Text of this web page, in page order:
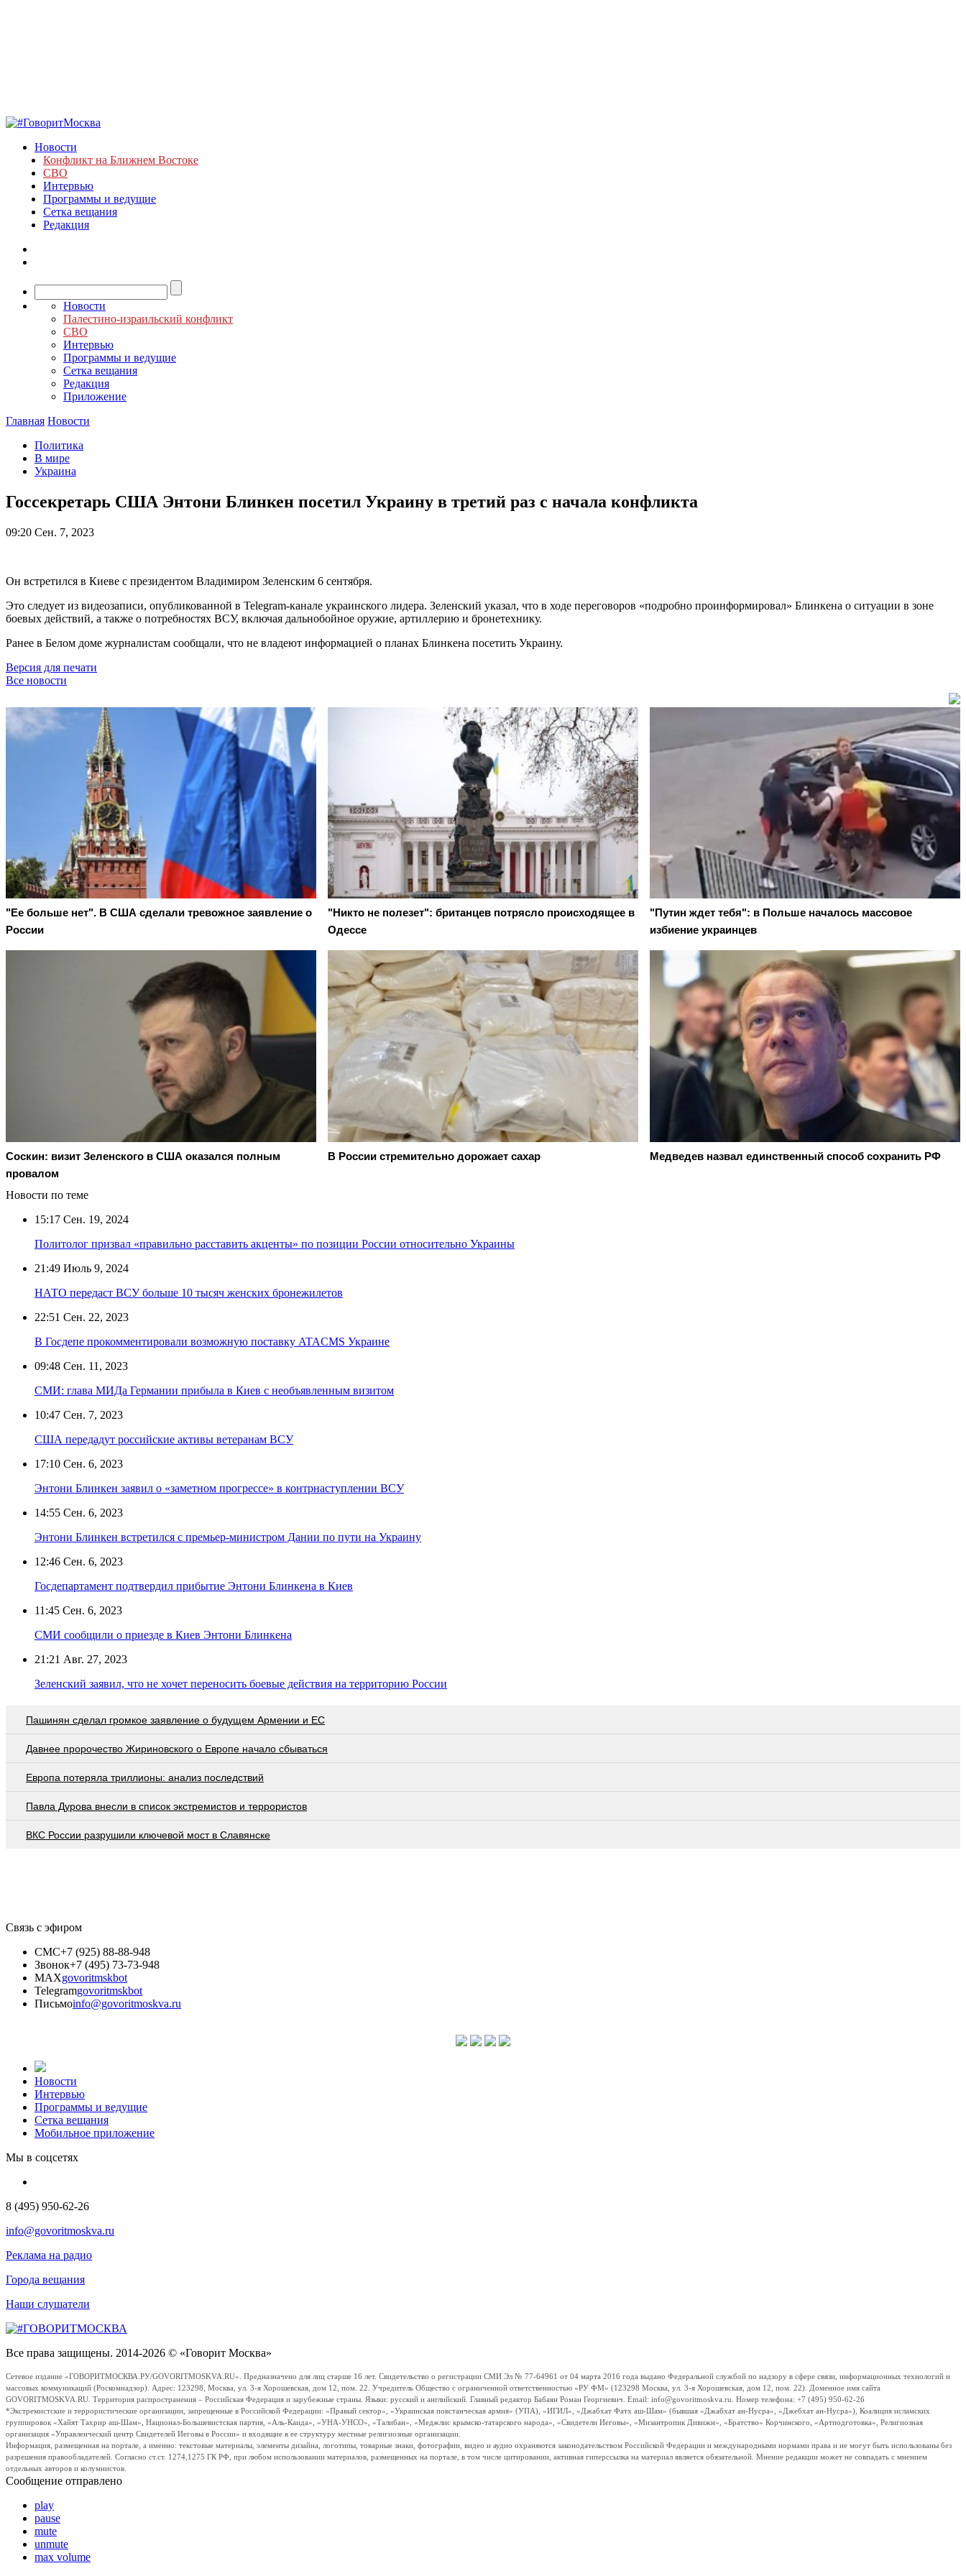
Новости
Конфликт на Ближнем Востоке
СВО
Интервью
Программы и ведущие
Сетка вещания
Редакция
Новости
Палестино-израильский конфликт
СВО
Интервью
Программы и ведущие
Сетка вещания
Редакция
Приложение
Главная Новости
Политика
В мире
Украина
Госсекретарь США Энтони Блинкен посетил Украину в третий раз с начала конфликта
09:20 Сен. 7, 2023
Он встретился в Киеве с президентом Владимиром Зеленским 6 сентября.
Это следует из видеозаписи, опубликованной в Telegram-канале украинского лидера. Зеленский указал, что в ходе переговоров «подробно проинформировал» Блинкена о ситуации в зоне
боевых действий, а также о потребностях ВСУ, включая дальнобойное оружие, артиллерию и бронетехнику.
Ранее в Белом доме журналистам сообщали, что не владеют информацией о планах Блинкена посетить Украину.
Версия для печати
Все новости
"Ее больше нет". В США сделали тревожное заявление о
России
"Никто не полезет": британцев потрясло происходящее в
Одессе
"Путин ждет тебя": в Польше началось массовое
избиение украинцев
Соскин: визит Зеленского в США оказался полным
провалом
В России стремительно дорожает сахар Медведев назвал единственный способ сохранить РФ
Новости по теме
15:17 Сен. 19, 2024
Политолог призвал «правильно расставить акценты» по позиции России относительно Украины
21:49 Июль 9, 2024
НАТО передаст ВСУ больше 10 тысяч женских бронежилетов
22:51 Сен. 22, 2023
В Госдепе прокомментировали возможную поставку ATACMS Украине
09:48 Сен. 11, 2023
СМИ: глава МИДа Германии прибыла в Киев с необъявленным визитом
10:47 Сен. 7, 2023
США передадут российские активы ветеранам ВСУ
17:10 Сен. 6, 2023
Энтони Блинкен заявил о «заметном прогрессе» в контрнаступлении ВСУ
14:55 Сен. 6, 2023
Энтони Блинкен встретился с премьер-министром Дании по пути на Украину
12:46 Сен. 6, 2023
Госдепартамент подтвердил прибытие Энтони Блинкена в Киев
11:45 Сен. 6, 2023
СМИ сообщили о приезде в Киев Энтони Блинкена
21:21 Авг. 27, 2023
Зеленский заявил, что не хочет переносить боевые действия на территорию России
Пашинян сделал громкое заявление о будущем Армении и ЕС
Давнее пророчество Жириновского о Европе начало сбываться
Европа потеряла триллионы: анализ последствий
Павла Дурова внесли в список экстремистов и террористов
ВКС России разрушили ключевой мост в Славянске
Связь с эфиром
СМС+7 (925) 88-88-948
Звонок+7 (495) 73-73-948
MAXgovoritmskbot
Telegramgovoritmskbot
Письмоinfo@govoritmoskva.ru
Новости
Интервью
Программы и ведущие
Сетка вещания
Мобильное приложение
Мы в соцсетях
8 (495) 950-62-26
info@govoritmoskva.ru
Реклама на радио
Города вещания
Наши слушатели
Все права защищены. 2014-2026 © «Говорит Москва»
Сетевое издание «ГОВОРИТМОСКВА.РУ/GOVORITMOSKVA.RU». Предназначено для лиц старше 16 лет. Свидетельство о регистрации СМИ Эл № 77-64961 от 04 марта 2016 года выдано Федеральной службой по надзору в сфере связи, информационных технологий и
массовых коммуникаций (Роскомнадзор). Адрес: 123298, Москва, ул. 3-я Хорошевская, дом 12, пом. 22. Учредитель Общество с ограниченной ответственностью «РУ ФМ» (123298 Москва, ул. 3-я Хорошевская, дом 12, пом. 22). Доменное имя сайта
GOVORITMOSKVA.RU. Территория распространения – Российская Федерация и зарубежные страны. Языки: русский и английский. Главный редактор Бабаян Роман Георгиевич. Email: info@govoritmoskva.ru. Номер телефона: +7 (495) 950-62-26
*Экстремистские и террористические организации, запрещенные в Российской Федерации: «Правый сектор», «Украинская повстанческая армия» (УПА), «ИГИЛ», «Джабхат Фатх аш-Шам» (бывшая «Джабхат ан-Нусра», «Джебхат ан-Нусра»), Коалиция исламских
группировок «Хайят Тахрир аш-Шам», Национал-Большевистская партия, «Аль-Каида», «УНА-УНСО», «Талибан», «Меджлис крымско-татарского народа», «Свидетели Иеговы», «Мизантропик Дивижн», «Братство» Корчинского, «Артподготовка», Религиозная
организация «Управленческий центр Свидетелей Иеговы в России» и входящие в ее структуру местные религиозные организации.
Информация, размещенная на портале, а именно: текстовые материалы, элементы дизайна, логотипы, товарные знаки, фотографии, видео и аудио охраняются законодательством Российской Федерации и международными нормами права и не могут быть использованы без
разрешения правообладателей. Согласно ст.ст. 1274,1275 ГК РФ, при любом использовании материалов, размещенных на портале, в том числе цитировании, активная гиперссылка на материал является обязательной. Мнение редакции может не совпадать с мнением
отдельных авторов и колумнистов.
Сообщение отправлено
play
pause
mute
unmute
max volume